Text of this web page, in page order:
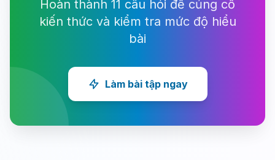
Hoàn thành 11 câu hỏi để củng cố
kiến thức và kiểm tra mức độ hiểu
bài
Làm bài tập ngay